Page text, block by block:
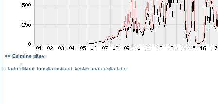
<< Eelmine päev
©Tartu Ülikool füüsika instituut keskkonnafüüsika labor